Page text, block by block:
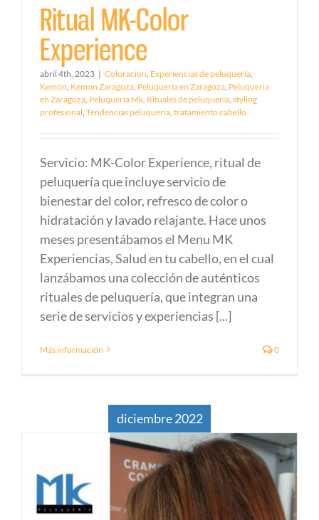
Ritual MK-Color
Experience
abril 4th, 2023 | Coloracion Experiencias de peluquería
Kemon Kemon Zaragoza Peluquería en Zaragoza Peluqueria
en Zaragoza Peluquería Mk Rituales de peluquería styling
profesional Tendencias peluquería tratamiento cabello
Servicio: MK-Color Experience, ritual de
peluquería que incluye servicio de
bienestar del color, refresco de color o
hidratación y lavado relajante. Hace unos
meses presentábamos el Menu MK
Experiencias, Salud en tu cabello, en el cual
lanzábamos una colección de auténticos
rituales de peluquería, que integran una
serie de servicios y experiencias [...]
Más información 0
diciembre 2022